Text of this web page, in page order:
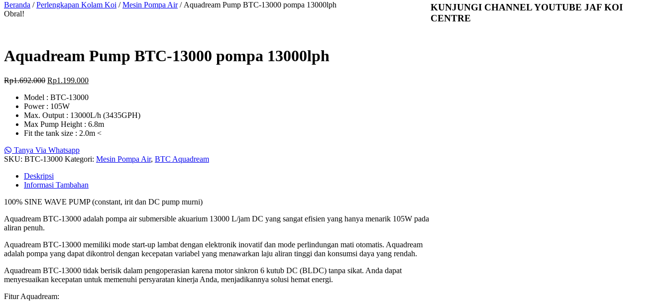
Beranda /Perlengkapan Kolam Koi /Mesin Pompa Air/ Aquadream Pump BTC-13000 pompa 13000lph
Obral!
Aquadream Pump BTC-13000 pompa 13000lph
Rp1.692.000 Harga
adalah:
Rp1.692.000.
Rp1.199.000Harga
ini
Rp1.199.000.
Model : BTC-13000
Power : 105W
Max. Output : 13000L/h (3435GPH)
Max Pump Height : 6.8m
Fit the tank size : 2.0m <
Tanya Via Whatsapp
SKU: BTC-13000 Kategori: Mesin Pompa Air, BTC Aquadream
Deskripsi
Informasi Tambahan
100% SINE WAVE PUMP (constant, irit dan DC pump murni)
Aquadream BTC-13000 adalah pompa air submersible akuarium 13000 L/jam DC yang sangat efisien yang hanya menarik 105W pada
aliran penuh.
Aquadream BTC-13000 memiliki mode start-up lambat dengan elektronik inovatif dan mode perlindungan mati otomatis. Aquadream
adalah pompa yang dapat dikontrol dengan kecepatan variabel yang menawarkan laju aliran tinggi dan konsumsi daya yang rendah.
Aquadream BTC-13000 tidak berisik dalam pengoperasian karena motor sinkron 6 kutub DC (BLDC) tanpa sikat. Anda dapat
menyesuaikan kecepatan untuk memenuhi persyaratan kinerja Anda, menjadikannya solusi hemat energi.
Fitur Aquadream:
KUNJUNGI CHANNEL YOUTUBE JAF KOI
CENTRE